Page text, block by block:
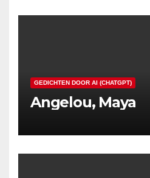
GEDICHTEN DOOR AI (CHATGPT)
Angelou, Maya